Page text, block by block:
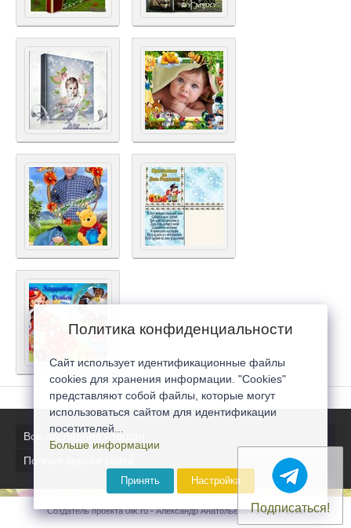
Все последние новости
Полная версия сайта
Создатель проекта 0lik.ru - Александр Анатольевич © 2007-2026
Подписаться!
Политика конфиденциальности
Сайт использует идентификационные файлы
cookies для хранения информации. "Cookies"
представляют собой файлы, которые могут
использоваться сайтом для идентификации
посетителей...
Больше информации
Принять Настройка